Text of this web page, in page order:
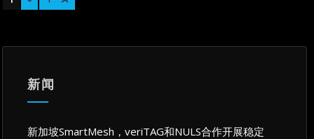
章
航
新闻
新加坡SmartMesh，veriTAG和NULS合作开展稳定